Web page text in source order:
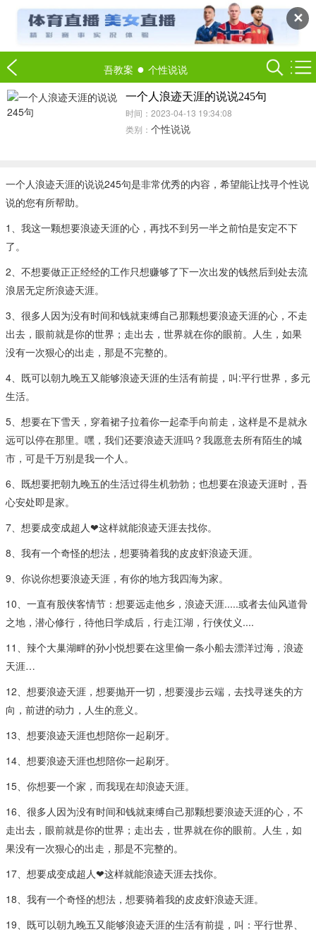
✕
吾教案 ● 个性说说
一个人浪迹天涯的说说245句
时间：2023-04-13 19:34:08
类别： 个性说说
一个人浪迹天涯的说说245句是非常优秀的内容，希望能让找寻个性说
说的您有所帮助。
1、我这一颗想要浪迹天涯的心，再找不到另一半之前怕是安定不下
了。
2、不想要做正正经经的工作只想赚够了下一次出发的钱然后到处去流
浪居无定所浪迹天涯​。
3、很多人因为没有时间和钱就束缚自己那颗想要浪迹天涯的心，不走
出去，眼前就是你的世界；走出去，世界就在你的眼前。人生，如果
没有一次狠心的出走，那是不完整的。
4、既可以朝九晚五又能够浪迹天涯的生活有前提，叫:平行世界，多元
生活。
5、想要在下雪天，穿着裙子拉着你一起牵手向前走，这样是不是就永
远可以停在那里。嘿，我们还要浪迹天涯吗？我愿意去所有陌生的城
市，可是千万别是我一个人。
6、既想要把朝九晚五的生活过得生机勃勃；也想要在浪迹天涯时，吾
心安处即是家。​
7、想要成变成超人❤这样就能浪迹天涯去找你​。
8、我有一个奇怪的想法，想要骑着我的皮皮虾浪迹天涯。​
9、你说你想要浪迹天涯，有你的地方我四海为家。
10、一直有股侠客情节：想要远走他乡，浪迹天涯.....或者去仙风道骨
之地，潜心修行，待他日学成后，行走江湖，行侠仗义....​
11、辣个大巢湖畔的孙小悦想要在这里偷一条小船去漂洋过海，浪迹
天涯…
12、想要浪迹天涯，想要抛开一切，想要漫步云端，去找寻迷失的方
向，前进的动力，人生的意义。
13、想要浪迹天涯也想陪你一起刷牙。
14、想要浪迹天涯也想陪你一起刷牙。
15、你想要一个家，而我现在却浪迹天涯。​
16、很多人因为没有时间和钱就束缚自己那颗想要浪迹天涯的心，不
走出去，眼前就是你的世界；走出去，世界就在你的眼前。人生，如
果没有一次狠心的出走，那是不完整的。
17、想要成变成超人❤这样就能浪迹天涯去找你​。
18、我有一个奇怪的想法，想要骑着我的皮皮虾浪迹天涯。​
19、既可以朝九晚五又能够浪迹天涯的生活有前提，叫：平行世界、